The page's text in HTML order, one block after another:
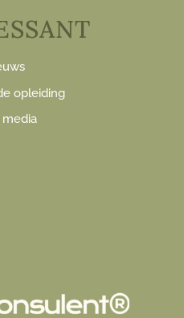
opleiding
media